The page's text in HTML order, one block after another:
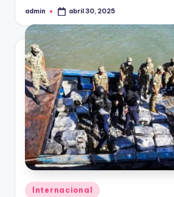
Publicado
admin abril 30, 2025
Publicado
Internacional